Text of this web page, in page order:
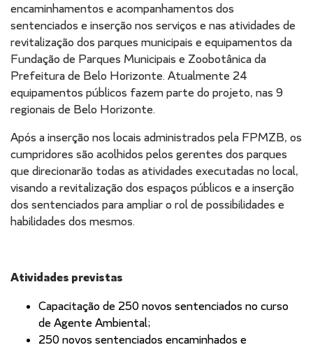
encaminhamentos e acompanhamentos dos
sentenciados e inserção nos serviços e nas atividades de
revitalização dos parques municipais e equipamentos da
Fundação de Parques Municipais e Zoobotânica da
Prefeitura de Belo Horizonte. Atualmente 24
equipamentos públicos fazem parte do projeto, nas 9
regionais de Belo Horizonte.
Após a inserção nos locais administrados pela FPMZB, os
cumpridores são acolhidos pelos gerentes dos parques
que direcionarão todas as atividades executadas no local,
visando a revitalização dos espaços públicos e a inserção
dos sentenciados para ampliar o rol de possibilidades e
habilidades dos mesmos.
Atividades previstas
Capacitação de 250 novos sentenciados no curso
de Agente Ambiental;
250 novos sentenciados encaminhados e